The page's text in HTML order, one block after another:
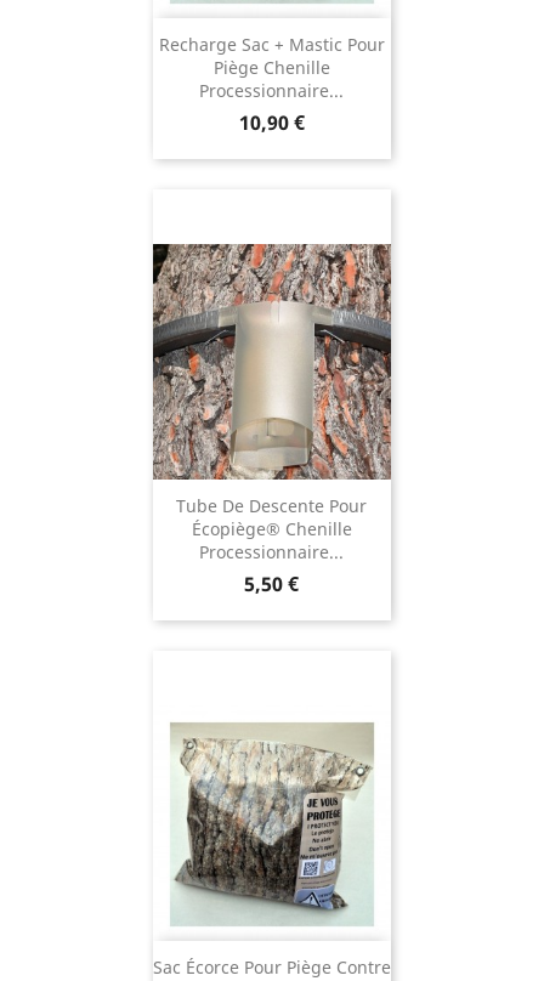
Recharge Sac + Mastic Pour
Piège Chenille
Processionnaire...
Prix
10,90 €
Tube De Descente Pour
Écopiège® Chenille
Processionnaire...
Prix
5,50 €
Sac Écorce Pour Piège Contre